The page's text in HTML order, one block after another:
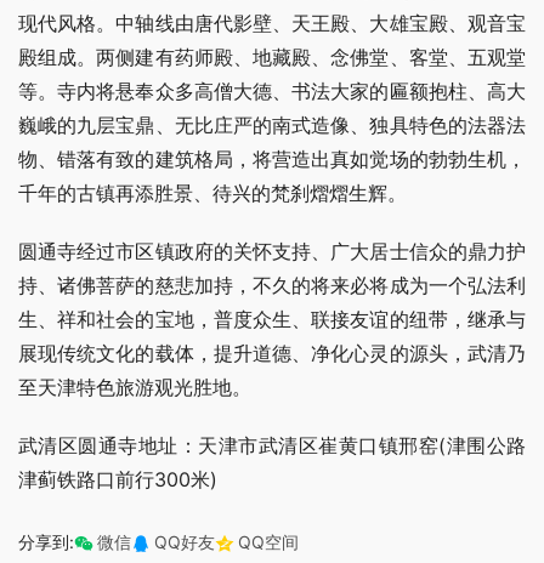
现代风格。中轴线由唐代影壁、天王殿、大雄宝殿、观音宝
殿组成。两侧建有药师殿、地藏殿、念佛堂、客堂、五观堂
等。寺内将悬奉众多高僧大德、书法大家的匾额抱柱、高大
巍峨的九层宝鼎、无比庄严的南式造像、独具特色的法器法
物、错落有致的建筑格局，将营造出真如觉场的勃勃生机，
千年的古镇再添胜景、待兴的梵刹熠熠生辉。
圆通寺经过市区镇政府的关怀支持、广大居士信众的鼎力护
持、诸佛菩萨的慈悲加持，不久的将来必将成为一个弘法利
生、祥和社会的宝地，普度众生、联接友谊的纽带，继承与
展现传统文化的载体，提升道德、净化心灵的源头，武清乃
至天津特色旅游观光胜地。
武清区圆通寺地址：天津市武清区崔黄口镇邢窑(津围公路
津蓟铁路口前行300米)
分享到: 微信 QQ好友 QQ空间